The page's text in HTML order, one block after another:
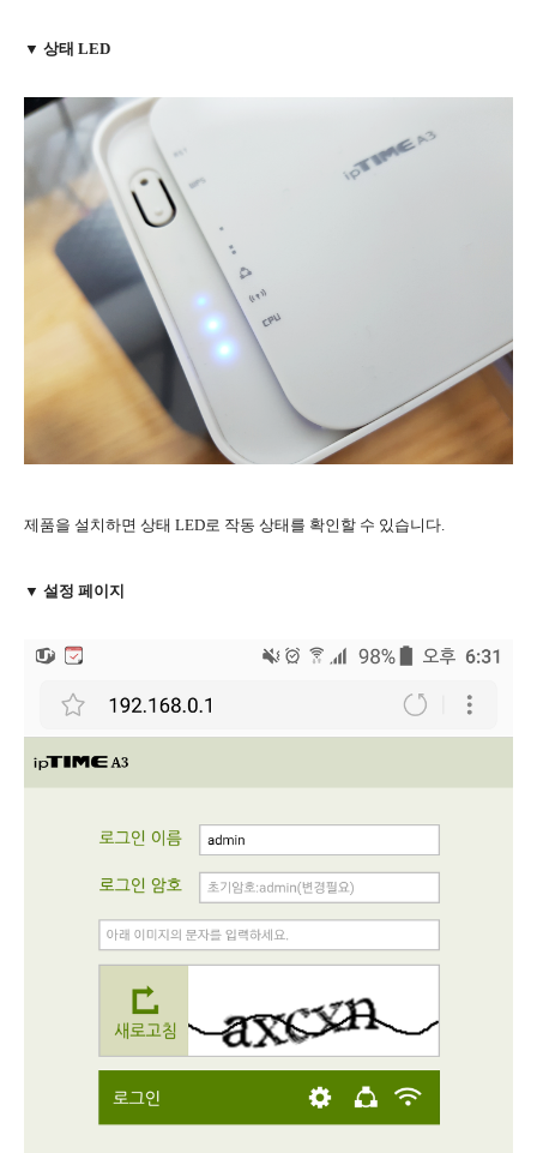
▼ 상태 LED
제품을 설치하면 상태 LED로 작동 상태를 확인할 수 있습니다.
▼ 설정 페이지